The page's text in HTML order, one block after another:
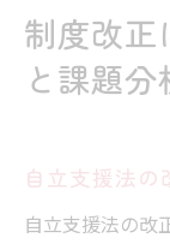
制度改正
と課題分
自立支援法の
自立支援法の改